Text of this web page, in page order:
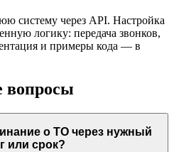
систему через API. Настройка
логику: передача звонков,
и примеры кода — в
вопросы
о ТО через нужный
или срок?